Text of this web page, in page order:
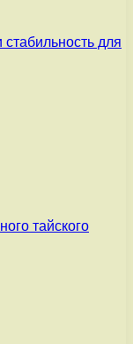
для
тайского